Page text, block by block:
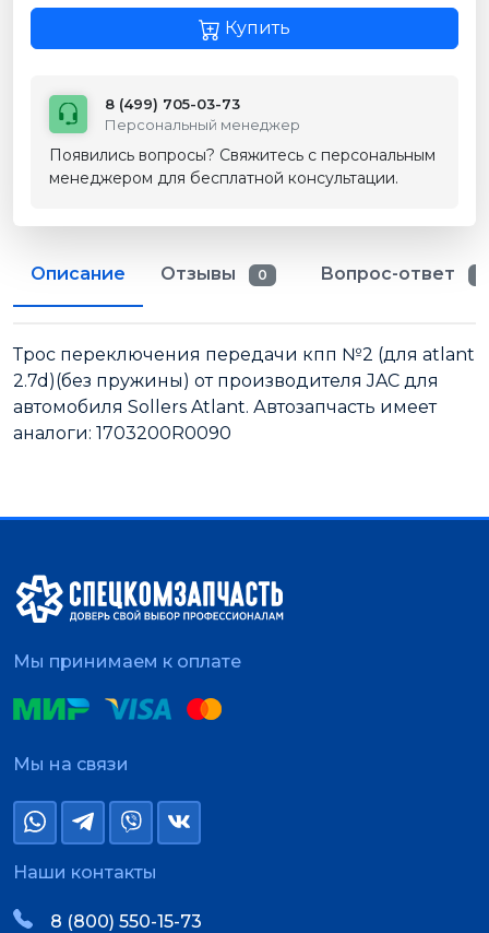
Купить
8 (499) 705-03-73
Персональный менеджер
Появились вопросы? Свяжитесь с персональным
менеджером для бесплатной консультации.
Описание Отзывы 0 Вопрос-ответ
Трос переключения передачи кпп №2 (для atlant
2.7d)(без пружины) от производителя JAC для
автомобиля Sollers Atlant. Автозапчасть имеет
аналоги: 1703200R0090
Мы принимаем к оплате
Мы на связи
Наши контакты
8 (800) 550-15-73